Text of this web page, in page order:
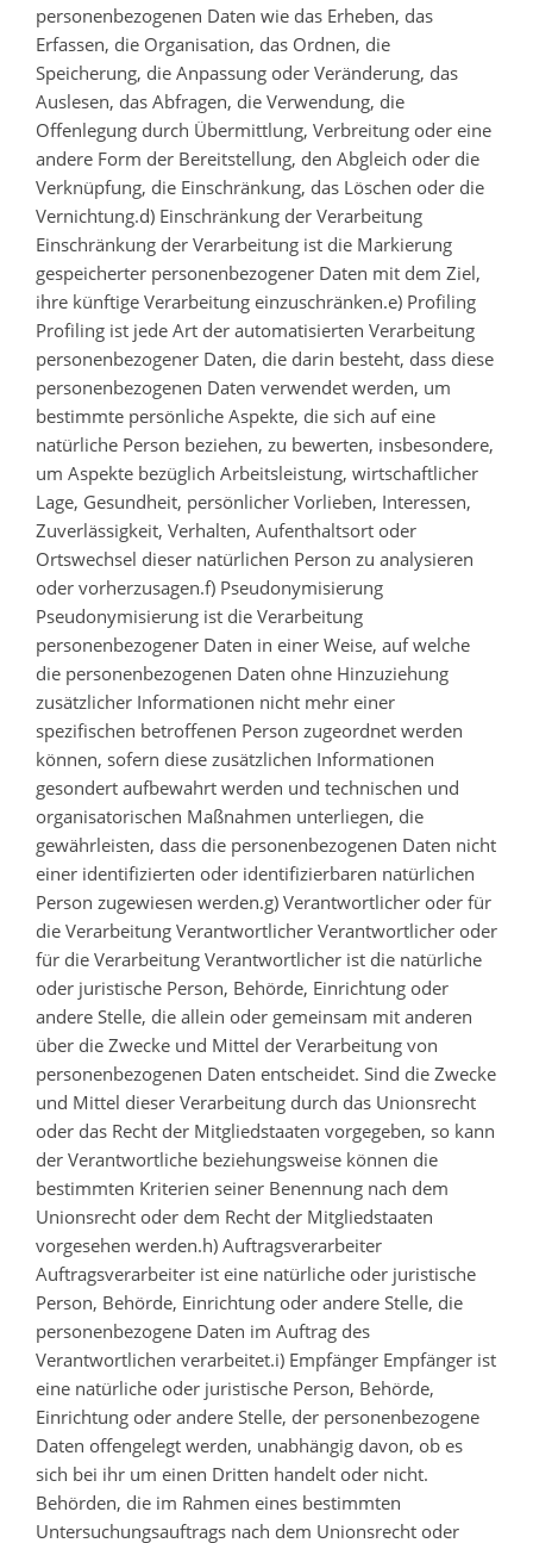
personenbezogenen Daten wie das Erheben, das
Erfassen, die Organisation, das Ordnen, die
Speicherung, die Anpassung oder Veränderung, das
Auslesen, das Abfragen, die Verwendung, die
Offenlegung durch Übermittlung, Verbreitung oder eine
andere Form der Bereitstellung, den Abgleich oder die
Verknüpfung, die Einschränkung, das Löschen oder die
Vernichtung.d) Einschränkung der Verarbeitung
Einschränkung der Verarbeitung ist die Markierung
gespeicherter personenbezogener Daten mit dem Ziel,
ihre künftige Verarbeitung einzuschränken.e) Profiling
Profiling ist jede Art der automatisierten Verarbeitung
personenbezogener Daten, die darin besteht, dass diese
personenbezogenen Daten verwendet werden, um
bestimmte persönliche Aspekte, die sich auf eine
natürliche Person beziehen, zu bewerten, insbesondere,
um Aspekte bezüglich Arbeitsleistung, wirtschaftlicher
Lage, Gesundheit, persönlicher Vorlieben, Interessen,
Zuverlässigkeit, Verhalten, Aufenthaltsort oder
Ortswechsel dieser natürlichen Person zu analysieren
oder vorherzusagen.f) Pseudonymisierung
Pseudonymisierung ist die Verarbeitung
personenbezogener Daten in einer Weise, auf welche
die personenbezogenen Daten ohne Hinzuziehung
zusätzlicher Informationen nicht mehr einer
spezifischen betroffenen Person zugeordnet werden
können, sofern diese zusätzlichen Informationen
gesondert aufbewahrt werden und technischen und
organisatorischen Maßnahmen unterliegen, die
gewährleisten, dass die personenbezogenen Daten nicht
einer identifizierten oder identifizierbaren natürlichen
Person zugewiesen werden.g) Verantwortlicher oder für
die Verarbeitung Verantwortlicher Verantwortlicher oder
für die Verarbeitung Verantwortlicher ist die natürliche
oder juristische Person, Behörde, Einrichtung oder
andere Stelle, die allein oder gemeinsam mit anderen
über die Zwecke und Mittel der Verarbeitung von
personenbezogenen Daten entscheidet. Sind die Zwecke
und Mittel dieser Verarbeitung durch das Unionsrecht
oder das Recht der Mitgliedstaaten vorgegeben, so kann
der Verantwortliche beziehungsweise können die
bestimmten Kriterien seiner Benennung nach dem
Unionsrecht oder dem Recht der Mitgliedstaaten
vorgesehen werden.h) Auftragsverarbeiter
Auftragsverarbeiter ist eine natürliche oder juristische
Person, Behörde, Einrichtung oder andere Stelle, die
personenbezogene Daten im Auftrag des
Verantwortlichen verarbeitet.i) Empfänger Empfänger ist
eine natürliche oder juristische Person, Behörde,
Einrichtung oder andere Stelle, der personenbezogene
Daten offengelegt werden, unabhängig davon, ob es
sich bei ihr um einen Dritten handelt oder nicht.
Behörden, die im Rahmen eines bestimmten
Untersuchungsauftrags nach dem Unionsrecht oder